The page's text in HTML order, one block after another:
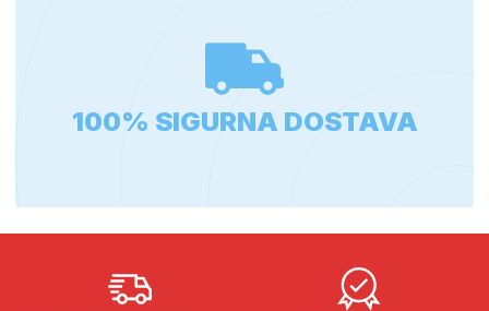
100% SIGURNA DOSTAVA